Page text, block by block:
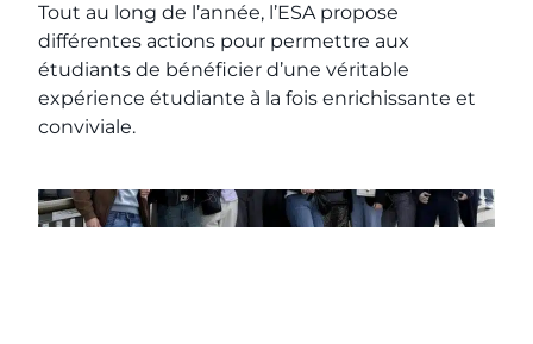
Tout au long de l’année, l’ESA propose
différentes actions pour permettre aux
étudiants de bénéficier d’une véritable
expérience étudiante à la fois enrichissante et
conviviale.